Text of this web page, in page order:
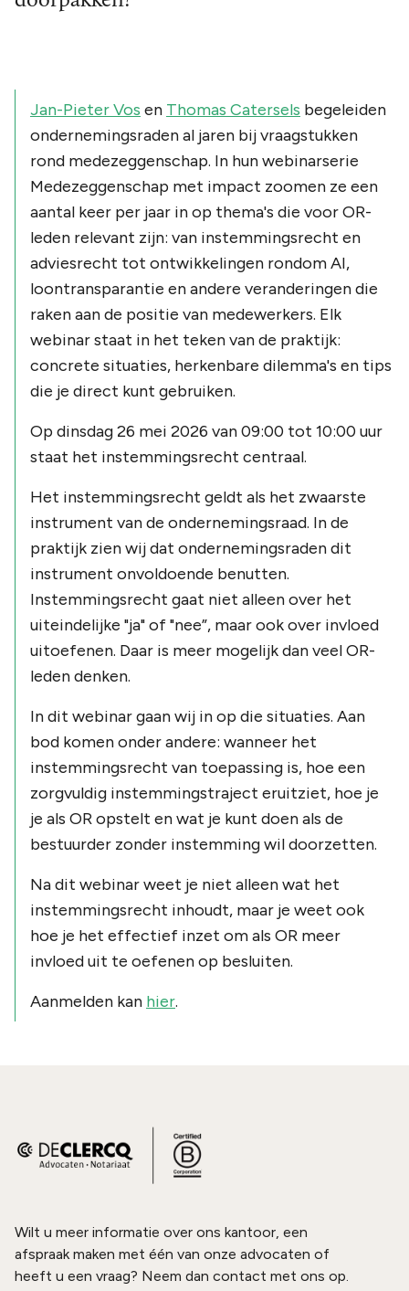
Jan-Pieter Vos en Thomas Catersels begeleiden
ondernemingsraden al jaren bij vraagstukken
rond medezeggenschap. In hun webinarserie
Medezeggenschap met impact zoomen ze een
aantal keer per jaar in op thema's die voor OR-
leden relevant zijn: van instemmingsrecht en
adviesrecht tot ontwikkelingen rondom AI,
loontransparantie en andere veranderingen die
raken aan de positie van medewerkers. Elk
webinar staat in het teken van de praktijk:
concrete situaties, herkenbare dilemma's en tips
die je direct kunt gebruiken.
Op dinsdag 26 mei 2026 van 09:00 tot 10:00 uur
staat het instemmingsrecht centraal.
Het instemmingsrecht geldt als het zwaarste
instrument van de ondernemingsraad. In de
praktijk zien wij dat ondernemingsraden dit
instrument onvoldoende benutten.
Instemmingsrecht gaat niet alleen over het
uiteindelijke "ja" of "nee”, maar ook over invloed
uitoefenen. Daar is meer mogelijk dan veel OR-
leden denken.
In dit webinar gaan wij in op die situaties. Aan
bod komen onder andere: wanneer het
instemmingsrecht van toepassing is, hoe een
zorgvuldig instemmingstraject eruitziet, hoe je
je als OR opstelt en wat je kunt doen als de
bestuurder zonder instemming wil doorzetten.
Na dit webinar weet je niet alleen wat het
instemmingsrecht inhoudt, maar je weet ook
hoe je het effectief inzet om als OR meer
invloed uit te oefenen op besluiten.
Aanmelden kan hier.
Wilt u meer informatie over ons kantoor, een
afspraak maken met één van onze advocaten of
heeft u een vraag? Neem dan contact met ons op.